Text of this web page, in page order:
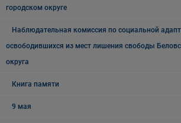
городском округе
Наблюдательная комиссия по социальной
освободившихся из мест лишения свободы
округа
Книга памяти
9 мая